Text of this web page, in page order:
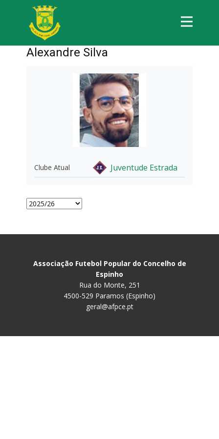
Alexandre Silva
Clube Atual Juventude Estrada
Associação Futebol Popular do Concelho de
Espinho
Rua do Monte, 251
4500-529 Paramos (Espinho)
geral@afpce.pt